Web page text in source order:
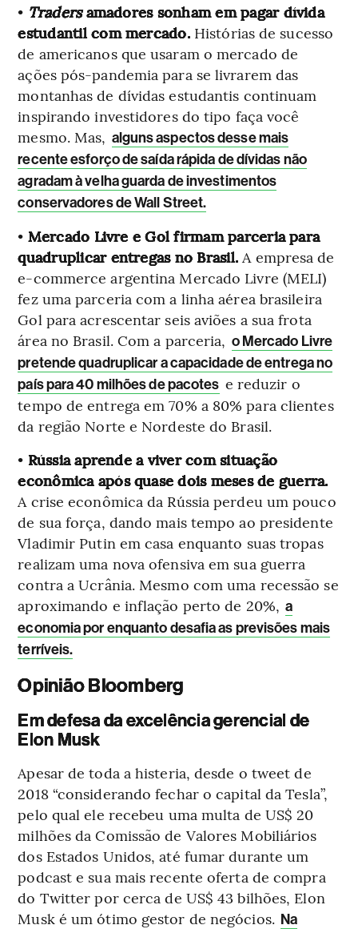
• Tradersamadores sonham em pagar dívida
estudantil com mercado.Histórias de sucesso
de americanos que usaram o mercado de
ações pós-pandemia para se livrarem das
montanhas de dívidas estudantis continuam
inspirando investidores do tipo faça você
mesmo. Mas, alguns aspectos desse mais
recente esforço de saída rápida de dívidas não
agradam à velha guarda de investimentos
conservadores de Wall Street.
• Mercado Livre e Gol firmam parceria para
quadruplicar entregas no Brasil. A empresa de
e-commerce argentina Mercado Livre (MELI)
fez uma parceria com a linha aérea brasileira
Gol para acrescentar seis aviões a sua frota
área no Brasil. Com a parceria, o Mercado Livre
pretende quadruplicar a capacidade de entrega no
país para 40 milhões de pacotes e reduzir o
tempo de entrega em 70% a 80% para clientes
da região Norte e Nordeste do Brasil.
• Rússia aprende a viver com situação
econômica após quase dois meses de guerra.
A crise econômica da Rússia perdeu um pouco
de sua força, dando mais tempo ao presidente
Vladimir Putin em casa enquanto suas tropas
realizam uma nova ofensiva em sua guerra
contra a Ucrânia. Mesmo com uma recessão se
aproximando e inflação perto de 20%, a
economia por enquanto desafia as previsões mais
terríveis.
Opinião Bloomberg
Em defesa da excelência gerencial de
Elon Musk
Apesar de toda a histeria, desde o tweet de
2018 “considerando fechar o capital da Tesla”,
pelo qual ele recebeu uma multa de US$ 20
milhões da Comissão de Valores Mobiliários
dos Estados Unidos, até fumar durante um
podcast e sua mais recente oferta de compra
do Twitter por cerca de US$ 43 bilhões, Elon
Musk é um ótimo gestor de negócios. Na